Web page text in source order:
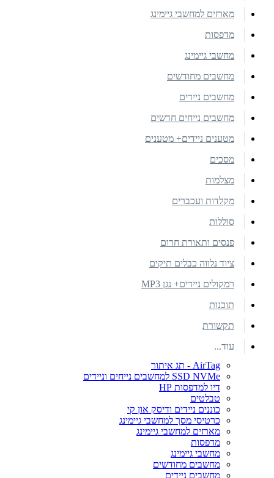
מארזים למחשבי גיימינג
מדפסות
מחשבי גיימינג
מחשבים מחודשים
מחשבים ניידים
מחשבים נייחים חדשים
מטענים ניידים+ מטענים
מסכים
מצלמות
מקלדות ועכברים
סוללות
פנסים ותאורת חרום
ציוד נלווה כבלים תיקים
רמקולים ניידים+ נגן MP3
תוכנות
תקשורת
עוד...
AirTag - תג איתור
SSD NVMe למחשבים נייחים וניידים
דיו למדפסות HP
טבלטים
כוננים ניידים ודיסק און קי
כרטיסי מסך למחשבי גיימינג
מארזים למחשבי גיימינג
מדפסות
מחשבי גיימינג
מחשבים מחודשים
מחשבים ניידים